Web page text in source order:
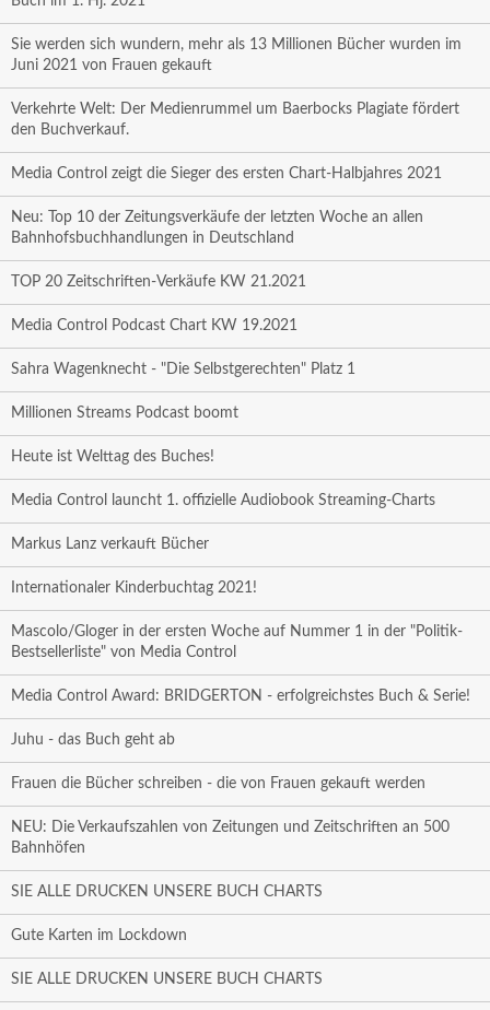
Sie werden sich wundern, mehr als 13 Millionen Bücher wurden im
Juni 2021 von Frauen gekauft
Verkehrte Welt: Der Medienrummel um Baerbocks Plagiate fördert
den Buchverkauf.
Media Control zeigt die Sieger des ersten Chart-Halbjahres 2021
Neu: Top 10 der Zeitungsverkäufe der letzten Woche an allen
Bahnhofsbuchhandlungen in Deutschland
TOP 20 Zeitschriften-Verkäufe KW 21.2021
Media Control Podcast Chart KW 19.2021
Sahra Wagenknecht - "Die Selbstgerechten" Platz 1
Millionen Streams Podcast boomt
Heute ist Welttag des Buches!
Media Control launcht 1. offizielle Audiobook Streaming-Charts
Markus Lanz verkauft Bücher
Internationaler Kinderbuchtag 2021!
Mascolo/Gloger in der ersten Woche auf Nummer 1 in der "Politik-
Bestsellerliste" von Media Control
Media Control Award: BRIDGERTON - erfolgreichstes Buch & Serie!
Juhu - das Buch geht ab
Frauen die Bücher schreiben - die von Frauen gekauft werden
NEU: Die Verkaufszahlen von Zeitungen und Zeitschriften an 500
Bahnhöfen
SIE ALLE DRUCKEN UNSERE BUCH CHARTS
Gute Karten im Lockdown
SIE ALLE DRUCKEN UNSERE BUCH CHARTS